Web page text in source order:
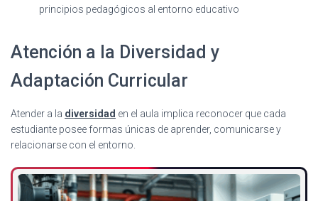
principios pedagógicos al entorno educativo
Atención a la Diversidad y
Adaptación Curricular
Atender a la diversidad en el aula implica reconocer que cada
estudiante posee formas únicas de aprender, comunicarse y
relacionarse con el entorno.